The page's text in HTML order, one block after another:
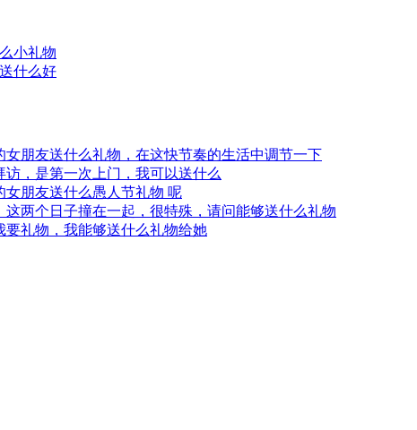
小礼物
什么好
朋友送什么礼物，在这快节奏的生活中调节一下
，是第一次上门，我可以送什么
朋友送什么愚人节礼物 呢
两个日子撞在一起，很特殊，请问能够送什么礼物
礼物，我能够送什么礼物给她